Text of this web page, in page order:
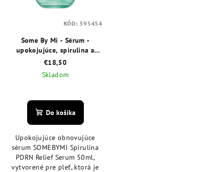
Some By Mi - Sérum -
upokojujúce, spirulina a
PDRN 50 ml
€18,50
Skladom
hodnotenie
produktu
z
5
hviezdičiek.
Do košíka
Upokojujúce obnovujúce
sérum SOMEBYMI Spirulina
PDRN Relief Serum 50ml,
vytvorené pre pleť, ktorá je
KÓD: 395454